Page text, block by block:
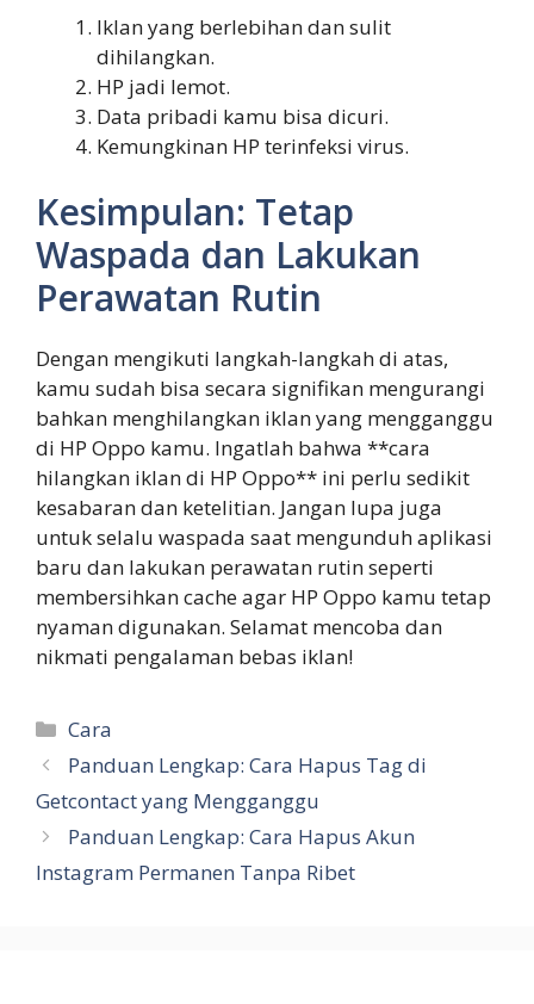
Iklan yang berlebihan dan sulit
dihilangkan.
HP jadi lemot.
Data pribadi kamu bisa dicuri.
Kemungkinan HP terinfeksi virus.
Kesimpulan: Tetap
Waspada dan Lakukan
Perawatan Rutin
Dengan mengikuti langkah-langkah di atas,
kamu sudah bisa secara signifikan mengurangi
bahkan menghilangkan iklan yang mengganggu
di HP Oppo kamu. Ingatlah bahwa **cara
hilangkan iklan di HP Oppo** ini perlu sedikit
kesabaran dan ketelitian. Jangan lupa juga
untuk selalu waspada saat mengunduh aplikasi
baru dan lakukan perawatan rutin seperti
membersihkan cache agar HP Oppo kamu tetap
nyaman digunakan. Selamat mencoba dan
nikmati pengalaman bebas iklan!
Categories
Cara
Panduan Lengkap: Cara Hapus Tag di
Getcontact yang Mengganggu
Panduan Lengkap: Cara Hapus Akun
Instagram Permanen Tanpa Ribet